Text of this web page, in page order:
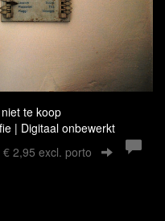
te koop
| Digitaal onbewerkt
€ 2,95 excl. porto